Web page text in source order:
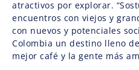
atractivos por explorar.
encuentros con viejos y
con nuevos y potenciales
Colombia un destino lleno
mejor café y la gente más